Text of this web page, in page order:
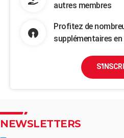
autres membres
Profitez de
supplémentaires
NEWSLETTERS